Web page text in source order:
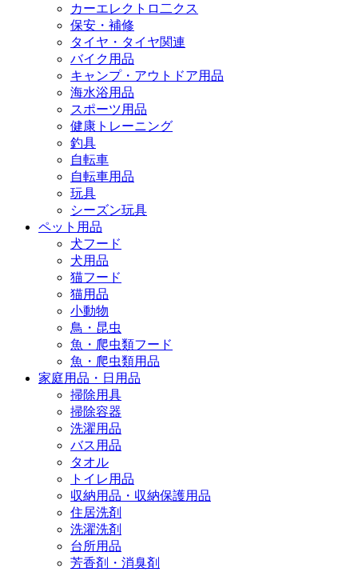
カーエレクトロ二クス
保安・補修
タイヤ・タイヤ関連
バイク用品
キャンプ・アウトドア用品
海水浴用品
スポーツ用品
健康トレーニング
釣具
自転車
自転車用品
玩具
シーズン玩具
ペット用品
犬フード
犬用品
猫フード
猫用品
小動物
鳥・昆虫
魚・爬虫類フード
魚・爬虫類用品
家庭用品・日用品
掃除用具
掃除容器
洗濯用品
バス用品
タオル
トイレ用品
収納用品・収納保護用品
住居洗剤
洗濯洗剤
台所用品
芳香剤・消臭剤